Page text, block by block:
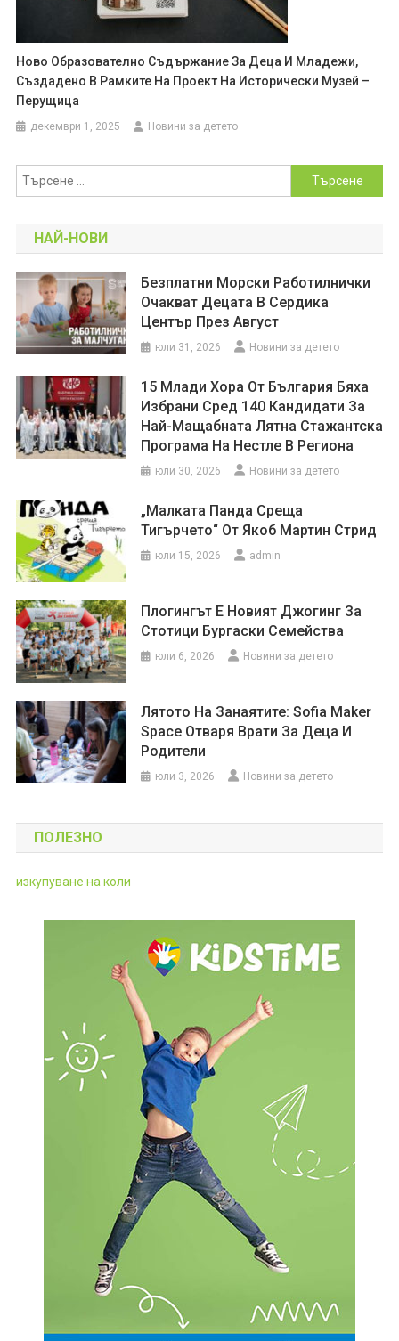
Новo Образователно Съдържание За Деца И Младежи,
Създадено В Рамките На Проект На Исторически Музей –
Перущица
декември 1, 2025 Новини за детето
Търсене
за:
НАЙ-НОВИ
Безплатни Морски Работилнички
Очакват Децата В Сердика
Център През Август
юли 31, 2026 Новини за детето
15 Млади Хора От България Бяха
Избрани Сред 140 Кандидати За
Най-Мащабната Лятна Стажантска
Програма На Нестле В Региона
юли 30, 2026 Новини за детето
„Малката Панда Среща
Тигърчето“ От Якоб Мартин Стрид
юли 15, 2026 admin
Плогингът Е Новият Джогинг За
Стотици Бургаски Семейства
юли 6, 2026 Новини за детето
Лятото На Занаятите: Sofia Maker
Space Отваря Врати За Деца И
Родители
юли 3, 2026 Новини за детето
ПОЛЕЗНО
изкупуване на коли